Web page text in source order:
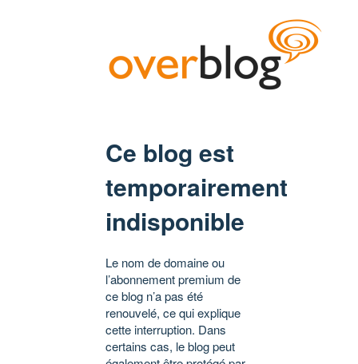
Ce blog est
temporairement
indisponible
Le nom de domaine ou
l’abonnement premium de
ce blog n’a pas été
renouvelé, ce qui explique
cette interruption. Dans
certains cas, le blog peut